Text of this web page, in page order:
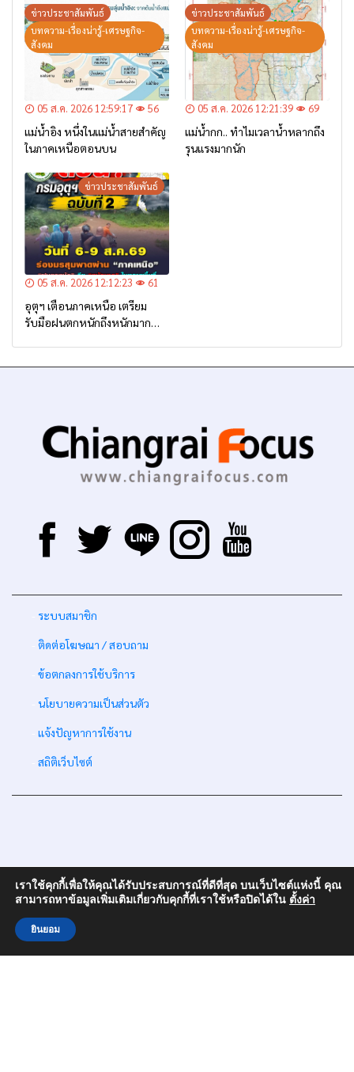
– เตรียมการอพยพ”
ข่าวประชาสัมพันธ์
บทความ-เรื่องน่ารู้-เศรษฐกิจ-
สังคม
05 ส.ค. 2026 12:59:17 56
แม่น้ำอิง หนึ่งในแม่น้ำสายสำคัญ
ในภาคเหนือตอนบน
ข่าวประชาสัมพันธ์
บทความ-เรื่องน่ารู้-เศรษฐกิจ-
สังคม
05 ส.ค. 2026 12:21:39 69
แม่น้ำกก.. ทำไมเวลาน้ำหลากถึง
รุนแรงมากนัก
ข่าวประชาสัมพันธ์
05 ส.ค. 2026 12:12:23 61
อุตุฯ เตือนภาคเหนือ เตรียม
รับมือฝนตกหนักถึงหนักมาก
เราใช้คุกกี้เพื่อให้คุณได้รับประสบการณ์ที่ดีที่สุด บนเว็บไซต์แห่งนี้ คุณ
สามารถหาข้อมูลเพิ่มเติมเกี่ยวกับคุกกี้ที่เราใช้หรือปิดได้ใน ตั้งค่า
ยินยอม
ระบบสมาชิก
ติดต่อโฆษณา / สอบถาม
ข้อตกลงการใช้บริการ
นโยบายความเป็นส่วนตัว
แจ้งปัญหาการใช้งาน
สถิติเว็บไซต์